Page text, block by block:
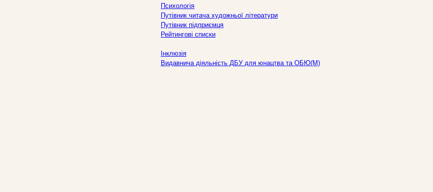
Психологія
Путівник читача художньої літератури
Путівник підприємця
Рейтингові списки
Інклюзія
Видавнича діяльність ДБУ для юнацтва та ОБЮ(М)